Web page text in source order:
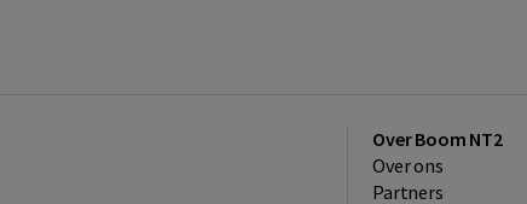
Over Boom NT2
Over ons
Partners